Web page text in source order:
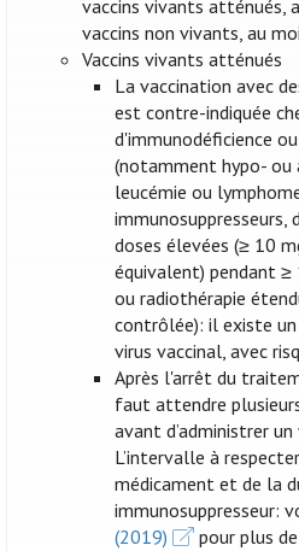
vaccins vivants atténués,
vaccins non vivants, au
Vaccins vivants atténués
La vaccination avec
est contre-indiquée
d'immunodéficience
(notamment hypo- ou
leucémie ou
doses élevées (≥ 10
équivalent) pendant
ou radiothérapie
contrôlée): il existe
virus vaccinal, avec
Après l'arrêt du
faut attendre
avant d’administrer
L’intervalle à
médicament et de la
immunosuppresseur:
(2019)
pour plus